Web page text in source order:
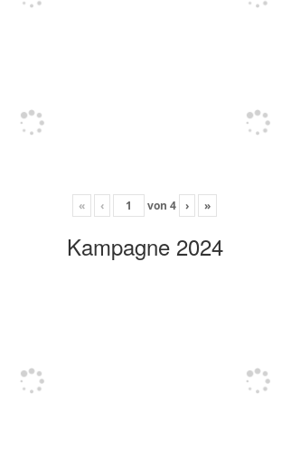
« ‹ von 4 › »
Kampagne 2024